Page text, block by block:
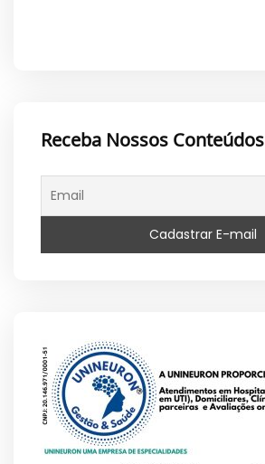
Receba Nossos Conteúdos